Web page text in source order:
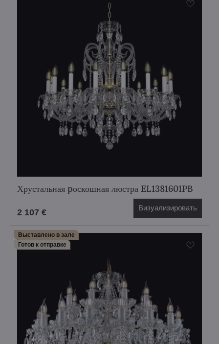
Хрустальная pоскошная люстра EL1381601PB
2 107 € Визуализировать
Выставлено в зале
Готов к отправке